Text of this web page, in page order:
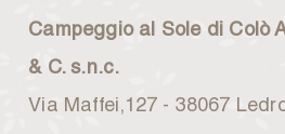
Campeggio al Sole di Colò
& C. s.n.c.
Via Maffei,127 - 38067